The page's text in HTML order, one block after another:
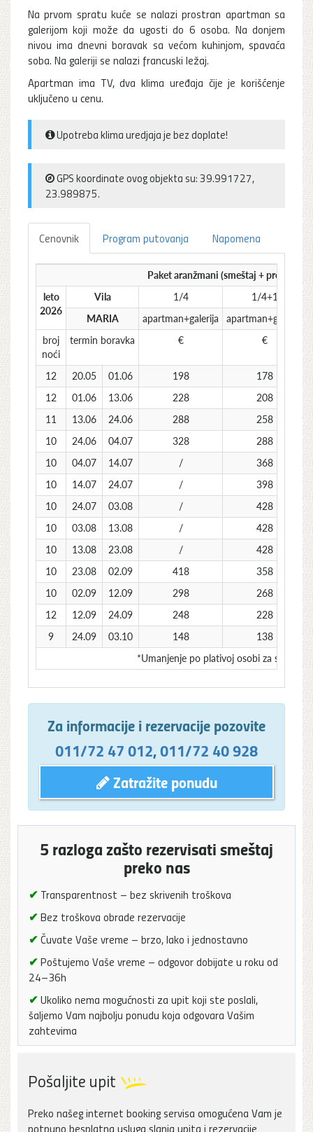
Na prvom spratu kuće se nalazi prostran apartman sa
galerijom koji može da ugosti do 6 osoba. Na donjem
nivou ima dnevni boravak sa većom kuhinjom, spavaća
soba. Na galeriji se nalazi francuski ležaj.
Apartman ima TV, dva klima uređaja čije je korišćenje
uključeno u cenu.
Upotreba klima uredjaja je bez doplate!
GPS koordinate ovog objekta su: 39.991727,
23.989875.
Cenovnik Program putovanja Napomena
Paket aranžmani (smeštaj + prevoz)
leto
2026
Vila 1/4
1/4+1
MARIA
apartman+galerija apartman+galerija
broj
noći
termin boravka € €
12 20.05 01.06 198
178
12
01.06 13.06 228
208
11
13.06 24.06 288
258
10
24.06 04.07 328
288
10
04.07 14.07 /
368
10
14.07 24.07 /
398
10
24.07 03.08 /
428
10
03.08 13.08 /
428
10
13.08 23.08 /
428
10
23.08 02.09 418
358
10
02.09 12.09 298
268
12
12.09 24.09 248
228
9
24.09 03.10 148
138
*Umanjenje po plativoj osobi za
Za informacije i rezervacije pozovite
011/72 47 012,011/72 40 928
Zatražite ponudu
5 razloga zašto rezervisati smeštaj
preko nas
✔ Transparentnost – bez skrivenih troškova
✔ Bez troškova obrade rezervacije
✔ Čuvate Vaše vreme – brzo, lako i jednostavno
✔ Poštujemo Vaše vreme – odgovor dobijate u roku od
24–36h
✔ Ukoliko nema mogućnosti za upit koji ste poslali,
šaljemo Vam najbolju ponudu koja odgovara Vašim
zahtevima
Pošaljite upit
Preko našeg internet booking servisa omogućena Vam je
potpuno besplatna usluga slanja upita i rezervacije